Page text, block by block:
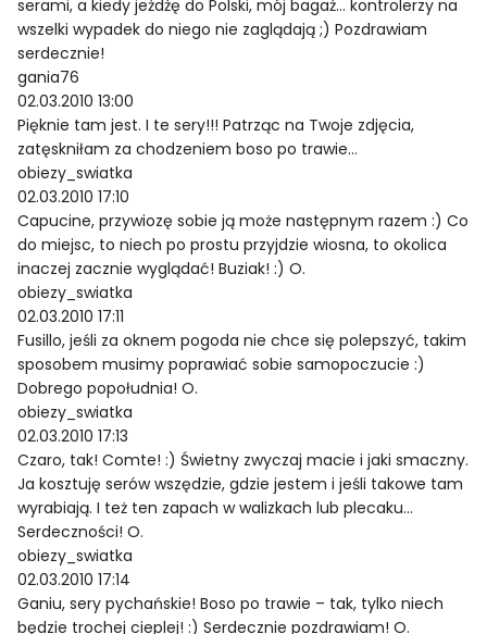
serami, a kiedy jeżdżę do Polski, mój bagaż… kontrolerzy na
wszelki wypadek do niego nie zaglądają ;) Pozdrawiam
serdecznie!
gania76
02.03.2010 13:00
Pięknie tam jest. I te sery!!! Patrząc na Twoje zdjęcia,
zatęskniłam za chodzeniem boso po trawie…
obiezy_swiatka
02.03.2010 17:10
Capucine, przywiozę sobie ją może następnym razem :) Co
do miejsc, to niech po prostu przyjdzie wiosna, to okolica
inaczej zacznie wyglądać! Buziak! :) O.
obiezy_swiatka
02.03.2010 17:11
Fusillo, jeśli za oknem pogoda nie chce się polepszyć, takim
sposobem musimy poprawiać sobie samopoczucie :)
Dobrego popołudnia! O.
obiezy_swiatka
02.03.2010 17:13
Czaro, tak! Comte! :) Świetny zwyczaj macie i jaki smaczny.
Ja kosztuję serów wszędzie, gdzie jestem i jeśli takowe tam
wyrabiają. I też ten zapach w walizkach lub plecaku…
Serdeczności! O.
obiezy_swiatka
02.03.2010 17:14
Ganiu, sery pychańskie! Boso po trawie – tak, tylko niech
będzie trochej cieplej! :) Serdecznie pozdrawiam! O.